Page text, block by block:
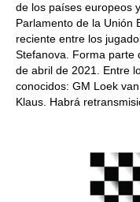
de los países europeos
Parlamento de la Unión
reciente entre los
Stefanova. Forma parte
de abril de 2021. Entre
conocidos: GM Loek
Klaus. Habrá